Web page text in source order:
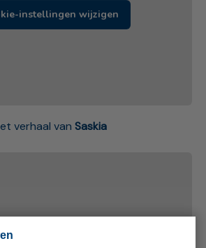
instellingen wijzigen
verhaal van Saskia
instellingen blokkeren dit